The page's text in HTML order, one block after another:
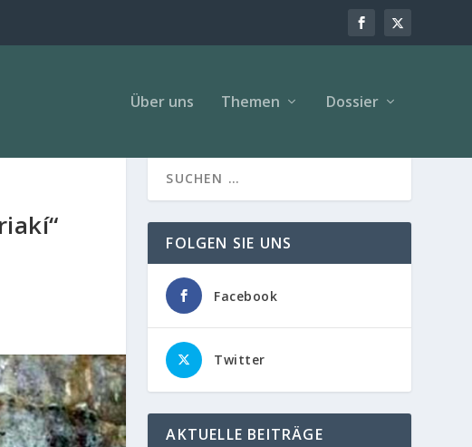
Über uns Themen Dossier
FOLGEN SIE UNS
Facebook
Twitter
AKTUELLE BEITRÄGE